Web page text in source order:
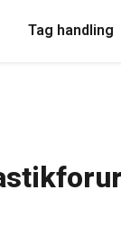
Tag handling